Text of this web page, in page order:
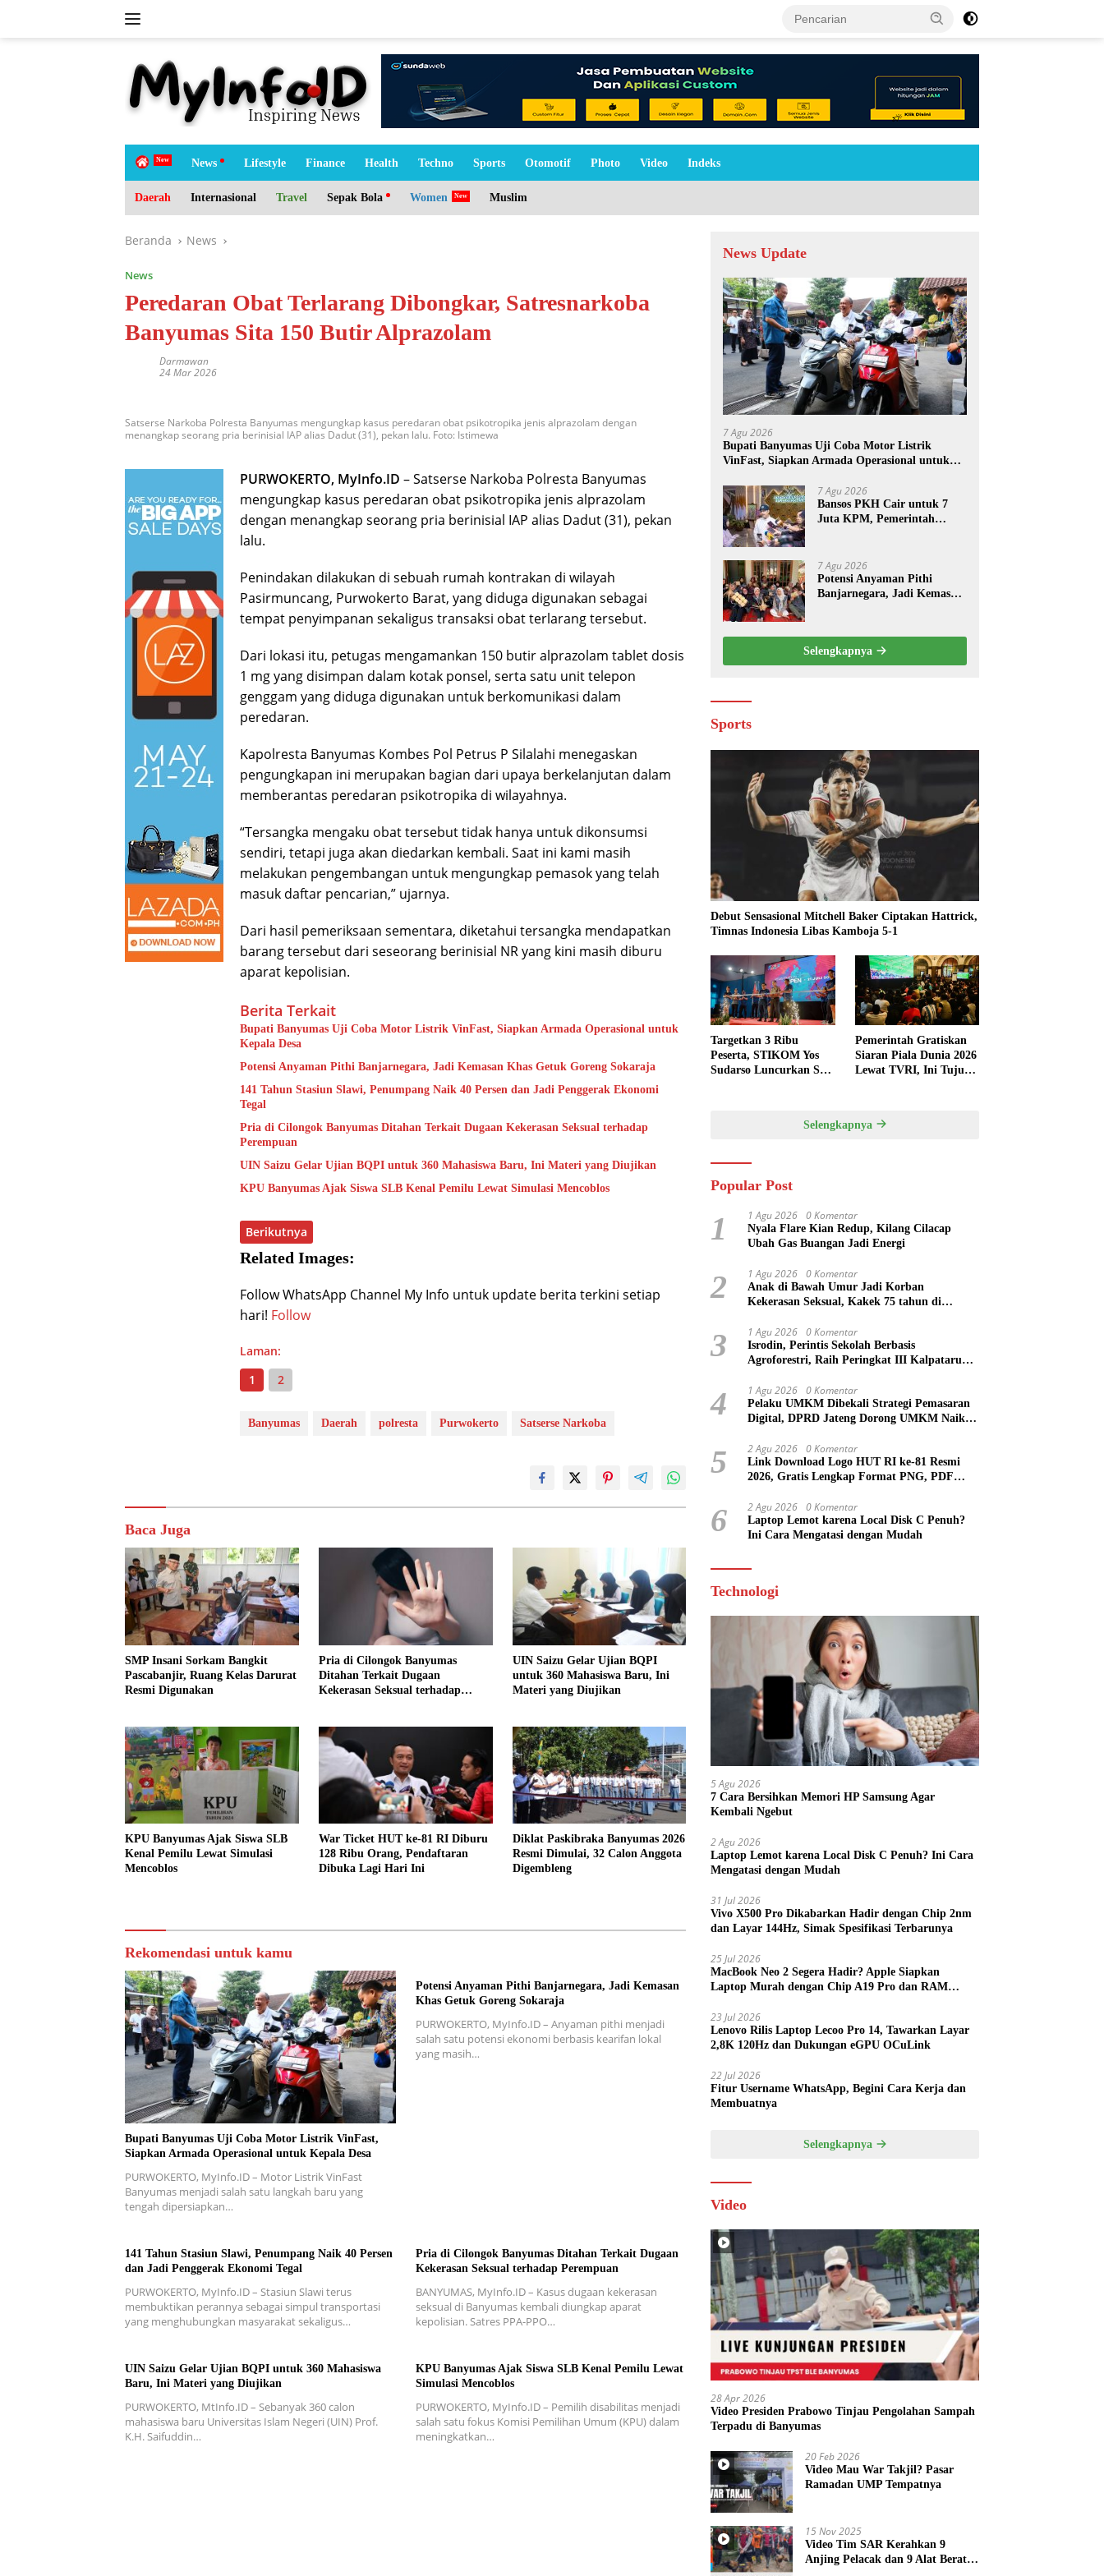
H
e
News Lifestyle Finance Health Techno Sports Otomotif Photo Video Indeks
Daerah Internasional Travel Sepak Bola Women Muslim
Beranda News
News
Peredaran Obat Terlarang Dibongkar, Satresnarkoba
Banyumas Sita 150 Butir Alprazolam
Darmawan
24 Mar 2026
Satserse Narkoba Polresta Banyumas mengungkap kasus peredaran obat psikotropika jenis alprazolam dengan
menangkap seorang pria berinisial IAP alias Dadut (31), pekan lalu. Foto: Istimewa
PURWOKERTO, MyInfo.ID – Satserse Narkoba Polresta Banyumas
mengungkap kasus peredaran obat psikotropika jenis alprazolam
dengan menangkap seorang pria berinisial IAP alias Dadut (31), pekan
lalu.
Penindakan dilakukan di sebuah rumah kontrakan di wilayah
Pasirmuncang, Purwokerto Barat, yang diduga digunakan sebagai
tempat penyimpanan sekaligus transaksi obat terlarang tersebut.
Dari lokasi itu, petugas mengamankan 150 butir alprazolam tablet dosis
1 mg yang disimpan dalam kotak ponsel, serta satu unit telepon
genggam yang diduga digunakan untuk berkomunikasi dalam
peredaran.
Kapolresta Banyumas Kombes Pol Petrus P Silalahi menegaskan
pengungkapan ini merupakan bagian dari upaya berkelanjutan dalam
memberantas peredaran psikotropika di wilayahnya.
“Tersangka mengaku obat tersebut tidak hanya untuk dikonsumsi
sendiri, tetapi juga akan diedarkan kembali. Saat ini kami masih
melakukan pengembangan untuk mengungkap pemasok yang telah
masuk daftar pencarian,” ujarnya.
Dari hasil pemeriksaan sementara, diketahui tersangka mendapatkan
barang tersebut dari seseorang berinisial NR yang kini masih diburu
aparat kepolisian.
Berita Terkait
Bupati Banyumas Uji Coba Motor Listrik VinFast, Siapkan Armada Operasional untuk
Kepala Desa
Potensi Anyaman Pithi Banjarnegara, Jadi Kemasan Khas Getuk Goreng Sokaraja
141 Tahun Stasiun Slawi, Penumpang Naik 40 Persen dan Jadi Penggerak Ekonomi
Tegal
Pria di Cilongok Banyumas Ditahan Terkait Dugaan Kekerasan Seksual terhadap
Perempuan
UIN Saizu Gelar Ujian BQPI untuk 360 Mahasiswa Baru, Ini Materi yang Diujikan
KPU Banyumas Ajak Siswa SLB Kenal Pemilu Lewat Simulasi Mencoblos
Berikutnya
Related Images:
Follow WhatsApp Channel My Info untuk update berita terkini setiap
hari! Follow
Laman:
1
2
Banyumas Daerah polresta Purwokerto Satserse Narkoba
Baca Juga
SMP Insani Sorkam Bangkit
Pascabanjir, Ruang Kelas Darurat
Resmi Digunakan
Pria di Cilongok Banyumas
Ditahan Terkait Dugaan
Kekerasan Seksual terhadap
UIN Saizu Gelar Ujian BQPI
untuk 360 Mahasiswa Baru, Ini
Materi yang Diujikan
KPU Banyumas Ajak Siswa SLB
Kenal Pemilu Lewat Simulasi
Mencoblos
War Ticket HUT ke-81 RI Diburu
128 Ribu Orang, Pendaftaran
Dibuka Lagi Hari Ini
Diklat Paskibraka Banyumas 2026
Resmi Dimulai, 32 Calon Anggota
Digembleng
Rekomendasi untuk kamu
Bupati Banyumas Uji Coba Motor Listrik VinFast,
Siapkan Armada Operasional untuk Kepala Desa
PURWOKERTO, MyInfo.ID – Motor Listrik VinFast
Banyumas menjadi salah satu langkah baru yang
tengah dipersiapkan…
Potensi Anyaman Pithi Banjarnegara, Jadi Kemasan
Khas Getuk Goreng Sokaraja
PURWOKERTO, MyInfo.ID – Anyaman pithi menjadi
salah satu potensi ekonomi berbasis kearifan lokal
yang masih…
141 Tahun Stasiun Slawi, Penumpang Naik 40 Persen
dan Jadi Penggerak Ekonomi Tegal
PURWOKERTO, MyInfo.ID – Stasiun Slawi terus
membuktikan perannya sebagai simpul transportasi
yang menghubungkan masyarakat sekaligus…
Pria di Cilongok Banyumas Ditahan Terkait Dugaan
Kekerasan Seksual terhadap Perempuan
BANYUMAS, MyInfo.ID – Kasus dugaan kekerasan
seksual di Banyumas kembali diungkap aparat
kepolisian. Satres PPA-PPO…
UIN Saizu Gelar Ujian BQPI untuk 360 Mahasiswa
Baru, Ini Materi yang Diujikan
PURWOKERTO, MtInfo.ID – Sebanyak 360 calon
mahasiswa baru Universitas Islam Negeri (UIN) Prof.
K.H. Saifuddin…
KPU Banyumas Ajak Siswa SLB Kenal Pemilu Lewat
Simulasi Mencoblos
PURWOKERTO, MyInfo.ID – Pemilih disabilitas menjadi
salah satu fokus Komisi Pemilihan Umum (KPU) dalam
meningkatkan…
News Update
7 Agu 2026
Bupati Banyumas Uji Coba Motor Listrik
VinFast, Siapkan Armada Operasional untuk
7 Agu 2026
Bansos PKH Cair untuk 7
Juta KPM, Pemerintah
7 Agu 2026
Potensi Anyaman Pithi
Banjarnegara, Jadi Kemasan
Selengkapnya
Sports
Debut Sensasional Mitchell Baker Ciptakan Hattrick,
Timnas Indonesia Libas Kamboja 5-1
Targetkan 3 Ribu
Peserta, STIKOM Yos
Sudarso Luncurkan SYS
Pemerintah Gratiskan
Siaran Piala Dunia 2026
Lewat TVRI, Ini Tujuan
Selengkapnya
Popular Post
1 1 Agu 2026 0 Komentar
Nyala Flare Kian Redup, Kilang Cilacap
Ubah Gas Buangan Jadi Energi
2 1 Agu 2026 0 Komentar
Anak di Bawah Umur Jadi Korban
Kekerasan Seksual, Kakek 75 tahun di
3 1 Agu 2026 0 Komentar
Isrodin, Perintis Sekolah Berbasis
Agroforestri, Raih Peringkat III Kalpataru
4 1 Agu 2026 0 Komentar
Pelaku UMKM Dibekali Strategi Pemasaran
Digital, DPRD Jateng Dorong UMKM Naik
5 2 Agu 2026 0 Komentar
Link Download Logo HUT RI ke-81 Resmi
2026, Gratis Lengkap Format PNG, PDF
6 2 Agu 2026 0 Komentar
Laptop Lemot karena Local Disk C Penuh?
Ini Cara Mengatasi dengan Mudah
Technologi
5 Agu 2026
7 Cara Bersihkan Memori HP Samsung Agar
Kembali Ngebut
2 Agu 2026
Laptop Lemot karena Local Disk C Penuh? Ini Cara
Mengatasi dengan Mudah
31 Jul 2026
Vivo X500 Pro Dikabarkan Hadir dengan Chip 2nm
dan Layar 144Hz, Simak Spesifikasi Terbarunya
25 Jul 2026
MacBook Neo 2 Segera Hadir? Apple Siapkan
Laptop Murah dengan Chip A19 Pro dan RAM
23 Jul 2026
Lenovo Rilis Laptop Lecoo Pro 14, Tawarkan Layar
2,8K 120Hz dan Dukungan eGPU OCuLink
22 Jul 2026
Fitur Username WhatsApp, Begini Cara Kerja dan
Membuatnya
Selengkapnya
Video
28 Apr 2026
Video Presiden Prabowo Tinjau Pengolahan Sampah
Terpadu di Banyumas
20 Feb 2026
Video Mau War Takjil? Pasar
Ramadan UMP Tempatnya
15 Nov 2025
Video Tim SAR Kerahkan 9
Anjing Pelacak dan 9 Alat Berat